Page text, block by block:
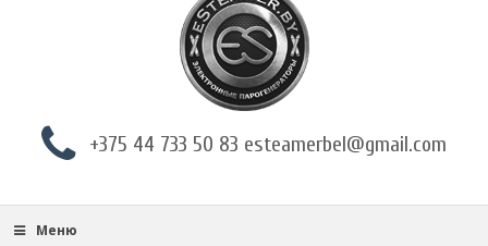
+375 44 733 50 83 esteamerbel@gmail.com
Меню